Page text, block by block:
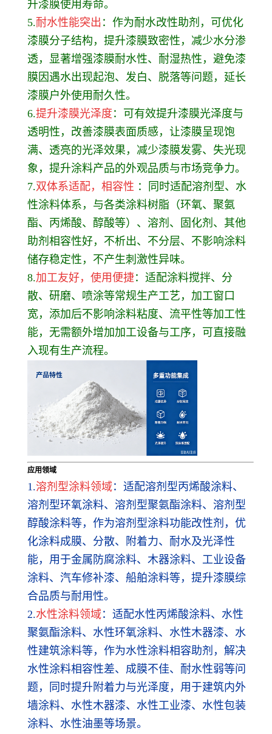
升漆膜使用寿命。
5.耐水性能突出 ：作为耐水改性助剂，可优化
漆膜分子结构，提升漆膜致密性，减少水分渗
透，显著增强漆膜耐水性、耐湿热性，避免漆
膜因遇水出现起泡、发白、脱落等问题，延长
漆膜户外使用耐久性。
6.提升漆膜光泽度 ：可有效提升漆膜光泽度与
透明性，改善漆膜表面质感，让漆膜呈现饱
满、透亮的光泽效果，减少漆膜发雾、失光现
象，提升涂料产品的外观品质与市场竞争力。
7.双体系适配，相容性 ：同时适配溶剂型、水
性涂料体系，与各类涂料树脂（环氧、聚氨
酯、丙烯酸、醇酸等）、溶剂、固化剂、其他
助剂相容性好，不析出、不分层、不影响涂料
储存稳定性，不产生刺激性异味。
8.加工友好，使用便捷：适配涂料搅拌、分
散、研磨、喷涂等常规生产工艺，加工窗口
宽，添加后不影响涂料粘度、流平性等加工性
能，无需额外增加加工设备与工序，可直接融
入现有生产流程。
应用领域
1.溶剂型涂料领域 ：适配溶剂型丙烯酸涂料、
溶剂型环氧涂料、溶剂型聚氨酯涂料、溶剂型
醇酸涂料等，作为溶剂型涂料功能改性剂，优
化涂料成膜、分散、附着力、耐水及光泽性
能，用于金属防腐涂料、木器涂料、工业设备
涂料、汽车修补漆、船舶涂料等，提升漆膜综
合品质与耐用性。
2.水性涂料领域 ：适配水性丙烯酸涂料、水性
聚氨酯涂料、水性环氧涂料、水性木器漆、水
性建筑涂料等，作为水性涂料相容助剂，解决
水性涂料相容性差、成膜不佳、耐水性弱等问
题，同时提升附着力与光泽度，用于建筑内外
墙涂料、水性木器漆、水性工业漆、水性包装
涂料、水性油墨等场景。